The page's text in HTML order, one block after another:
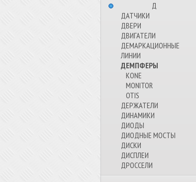
⠀⠀⠀⠀⠀⠀Д⠀⠀⠀⠀⠀⠀⠀
ДАТЧИКИ
ДВЕРИ
ДВИГАТЕЛИ
ДЕМАРКАЦИОННЫЕ
ЛИНИИ
ДЕМПФЕРЫ
KONE
MONITOR
OTIS
ДЕРЖАТЕЛИ
ДИНАМИКИ
ДИОДЫ
ДИОДНЫЕ МОСТЫ
ДИСКИ
ДИСПЛЕИ
ДРОССЕЛИ